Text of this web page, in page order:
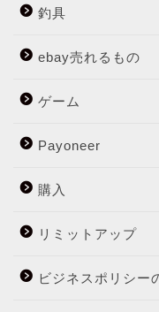
釣具
ebay売れるもの
ゲーム
Payoneer
購入
リミットアップ
ビジネスポリシー